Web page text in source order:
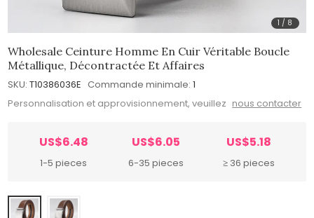
1 / 8
Wholesale Ceinture Homme En Cuir Véritable Boucle
Métallique, Décontractée Et Affaires
SKU: T10386036E Commande minimale: 1
Personnalisation et approvisionnement, veuillez nous contacter
US$6.48
1-5 pieces
US$6.05
6-35 pieces
US$5.18
≥ 36 pieces